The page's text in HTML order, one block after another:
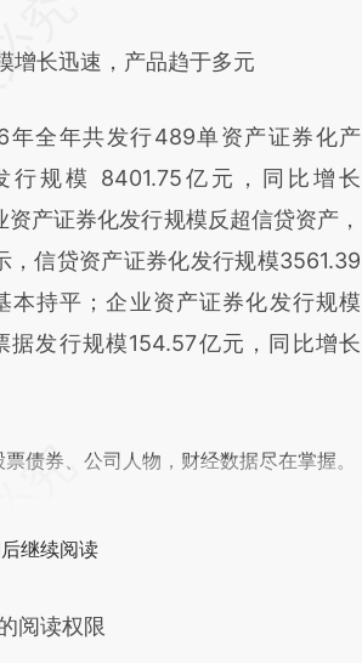
长迅速，产品趋于多元
全年共发行489单资产证券化产
行规模 8401.75亿元，同比增长
产证券化发行规模反超信贷资产，
信贷资产证券化发行规模3561.39
持平；企业资产证券化发行规模
据发行规模154.57亿元，同比增长
债券、公司人物，财经数据尽在掌握。
继续阅读
阅读权限